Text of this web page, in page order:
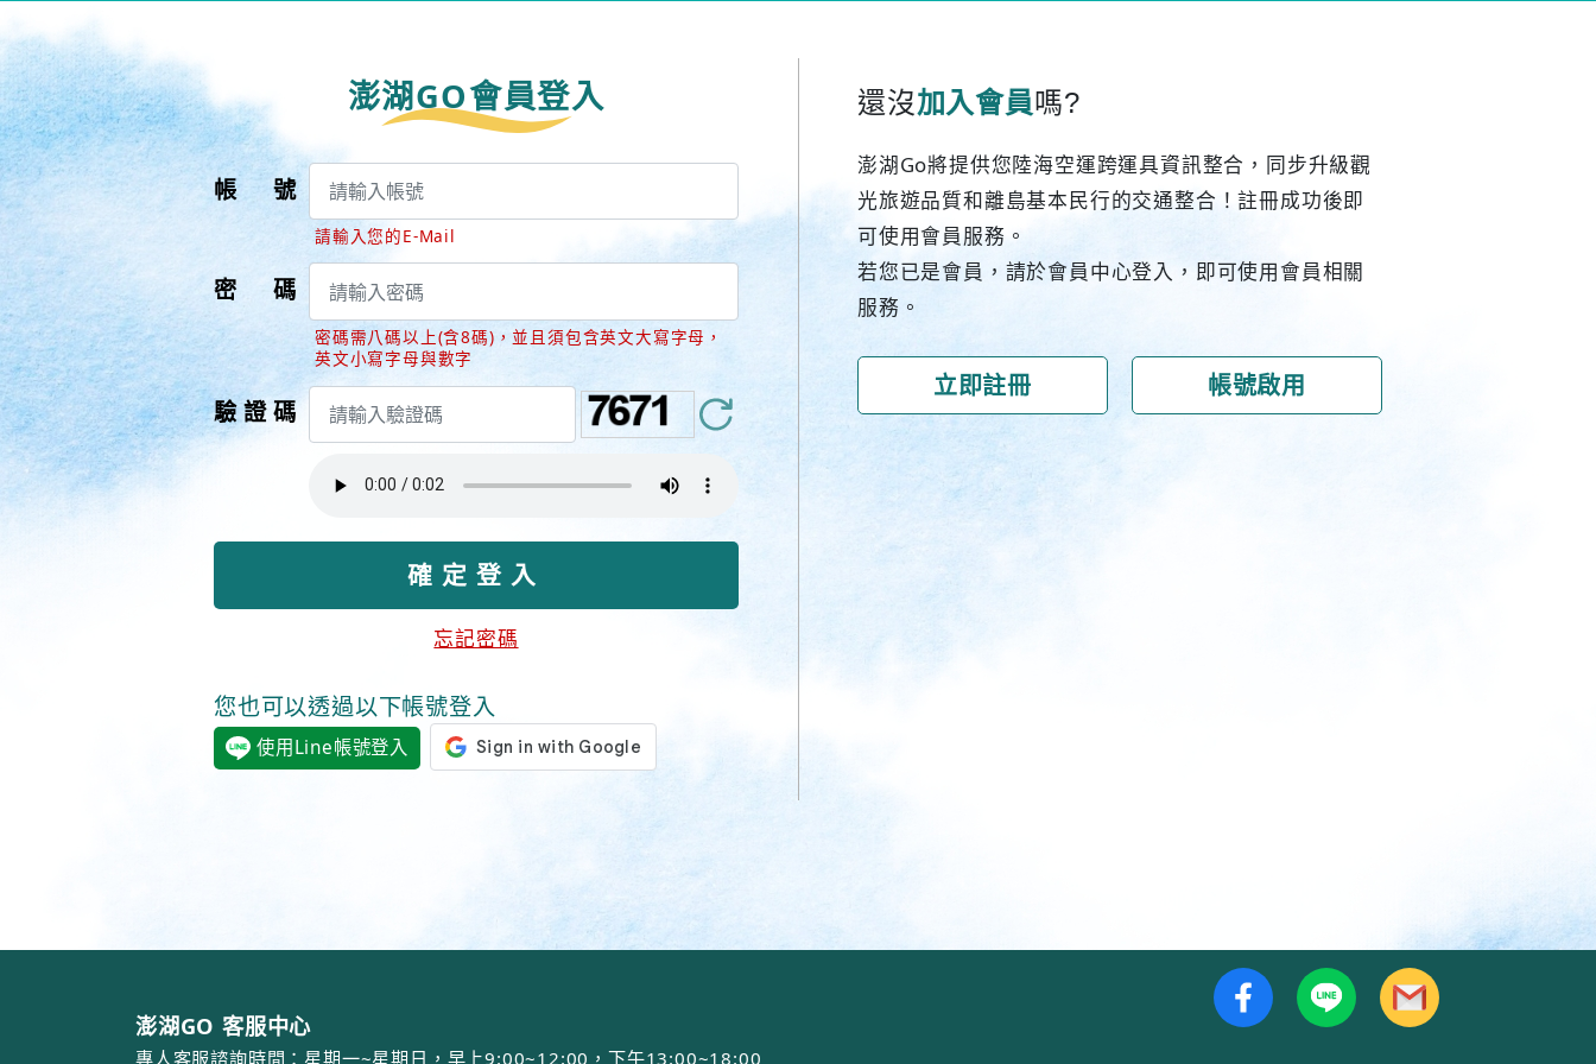
澎湖GO會員登入
帳號
請輸入您的E-Mail
密碼
密碼需八碼以上(含8碼)，並且須包含英文大寫字母，
英文小寫字母與數字
驗證碼
忘記密碼
您也可以透過以下帳號登入
使用Line帳號登入
還沒加入會員嗎?
澎湖Go將提供您陸海空運跨運具資訊整合，同步升級觀
光旅遊品質和離島基本民行的交通整合！註冊成功後即
可使用會員服務。
若您已是會員，請於會員中心登入，即可使用會員相關
服務。
立即註冊 帳號啟用
澎湖GO 客服中心
專人客服諮詢時間：星期一~星期日，早上9:00~12:00，下午13:00~18:00